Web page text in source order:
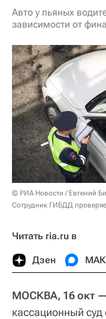
Авто у пьяных
зависимости от
© РИА Новости / Евгений
Сотрудник ГИБДД
Читать ria.ru в
Дзен
МОСКВА, 16 окт
кассационный